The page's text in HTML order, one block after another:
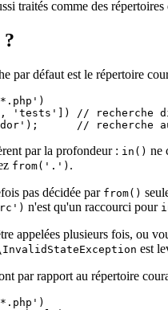
traités comme des
par défaut est le répertoire
par la profondeur : in() ne
from('.') .
pas décidée par from()
n'est qu'un raccourci pour
appelées plusieurs fois, ou
est
par rapport au répertoire